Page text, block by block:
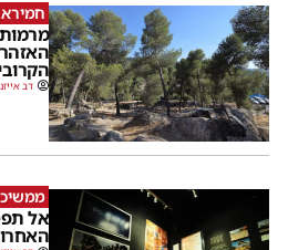
דב
אל
האחרונים: 4